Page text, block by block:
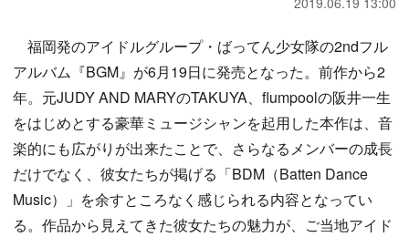
福岡発のアイドルグループ・ばってん少女隊の2ndフル
アルバム『BGM』が6月19日に発売となった。前作から2
年。元JUDY AND MARYのTAKUYA、flumpoolの阪井一生
をはじめとする豪華ミュージシャンを起用した本作は、音
楽的にも広がりが出来たことで、さらなるメンバーの成長
だけでなく、彼女たちが掲げる「BDM（Batten Dance
Music）」を余すところなく感じられる内容となってい
る。作品から見えてきた彼女たちの魅力が、ご当地アイド